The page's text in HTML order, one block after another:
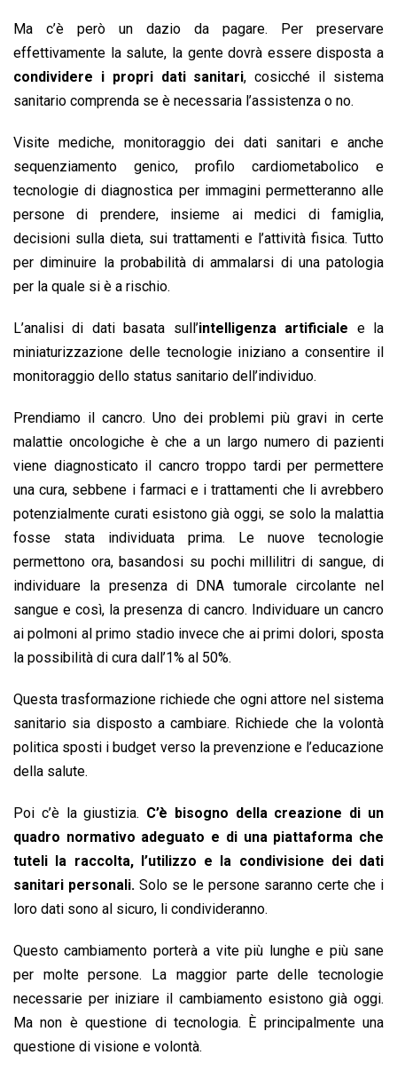
Ma c’è però un dazio da pagare. Per preservare
effettivamente la salute, la gente dovrà essere disposta a
condividere i propri dati sanitari, cosicché il sistema
sanitario comprenda se è necessaria l’assistenza o no.
Visite mediche, monitoraggio dei dati sanitari e anche
sequenziamento genico, profilo cardiometabolico e
tecnologie di diagnostica per immagini permetteranno alle
persone di prendere, insieme ai medici di famiglia,
decisioni sulla dieta, sui trattamenti e l’attività fisica. Tutto
per diminuire la probabilità di ammalarsi di una patologia
per la quale si è a rischio.
L’analisi di dati basata sull’intelligenza artificiale e la
miniaturizzazione delle tecnologie iniziano a consentire il
monitoraggio dello status sanitario dell’individuo.
Prendiamo il cancro. Uno dei problemi più gravi in certe
malattie oncologiche è che a un largo numero di pazienti
viene diagnosticato il cancro troppo tardi per permettere
una cura, sebbene i farmaci e i trattamenti che li avrebbero
potenzialmente curati esistono già oggi, se solo la malattia
fosse stata individuata prima. Le nuove tecnologie
permettono ora, basandosi su pochi millilitri di sangue, di
individuare la presenza di DNA tumorale circolante nel
sangue e così, la presenza di cancro. Individuare un cancro
ai polmoni al primo stadio invece che ai primi dolori, sposta
la possibilità di cura dall’1% al 50%.
Questa trasformazione richiede che ogni attore nel sistema
sanitario sia disposto a cambiare. Richiede che la volontà
politica sposti i budget verso la prevenzione e l’educazione
della salute.
Poi c’è la giustizia. C’è bisogno della creazione di un
quadro normativo adeguato e di una piattaforma che
tuteli la raccolta, l’utilizzo e la condivisione dei dati
sanitari personali. Solo se le persone saranno certe che i
loro dati sono al sicuro, li condivideranno.
Questo cambiamento porterà a vite più lunghe e più sane
per molte persone. La maggior parte delle tecnologie
necessarie per iniziare il cambiamento esistono già oggi.
Ma non è questione di tecnologia. È principalmente una
questione di visione e volontà.